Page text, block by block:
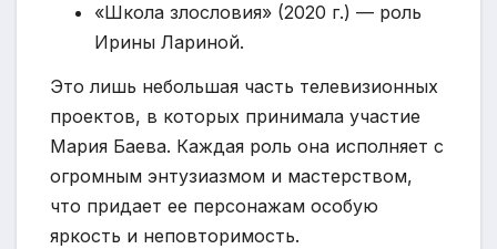
«Школа злословия» (2020 г.) — роль
Ирины Лариной.
Это лишь небольшая часть телевизионных
проектов, в которых принимала участие
Мария Баева. Каждая роль она исполняет с
огромным энтузиазмом и мастерством,
что придает ее персонажам особую
яркость и неповторимость.